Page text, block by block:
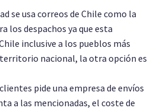
se usa correos de Chile como la
los despachos ya que esta
inclusive a los pueblos más
nacional, la otra opción es
pide una empresa de envíos
a las mencionadas, el coste de